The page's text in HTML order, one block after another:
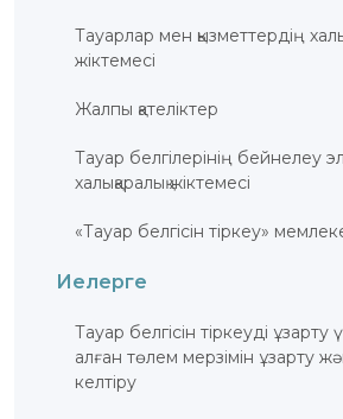
НҰСҚАМАЛАР
ЖӘНЕ
ТАУАРЛАР
ШЫҒАРЫЛҒАН
ӘЛЕУЕТТІ
Тауарлар мен қызметтердің
жіктемесі
Жалпы қателіктер
Тауар белгілерінің бейнелеу
халықаралық жіктемесі
«Тауар белгісін тіркеу»
Иелерге
Тауар белгісін тіркеуді ұзарту
алған төлем мерзімін ұзарту
келтіру